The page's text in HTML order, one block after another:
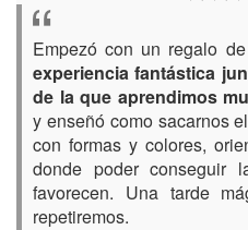
Empezó con un regalo
experiencia fantástica
de la que aprendimos
y enseñó como sacarnos
con formas y colores,
donde poder conseguir
favorecen. Una tarde
repetiremos.